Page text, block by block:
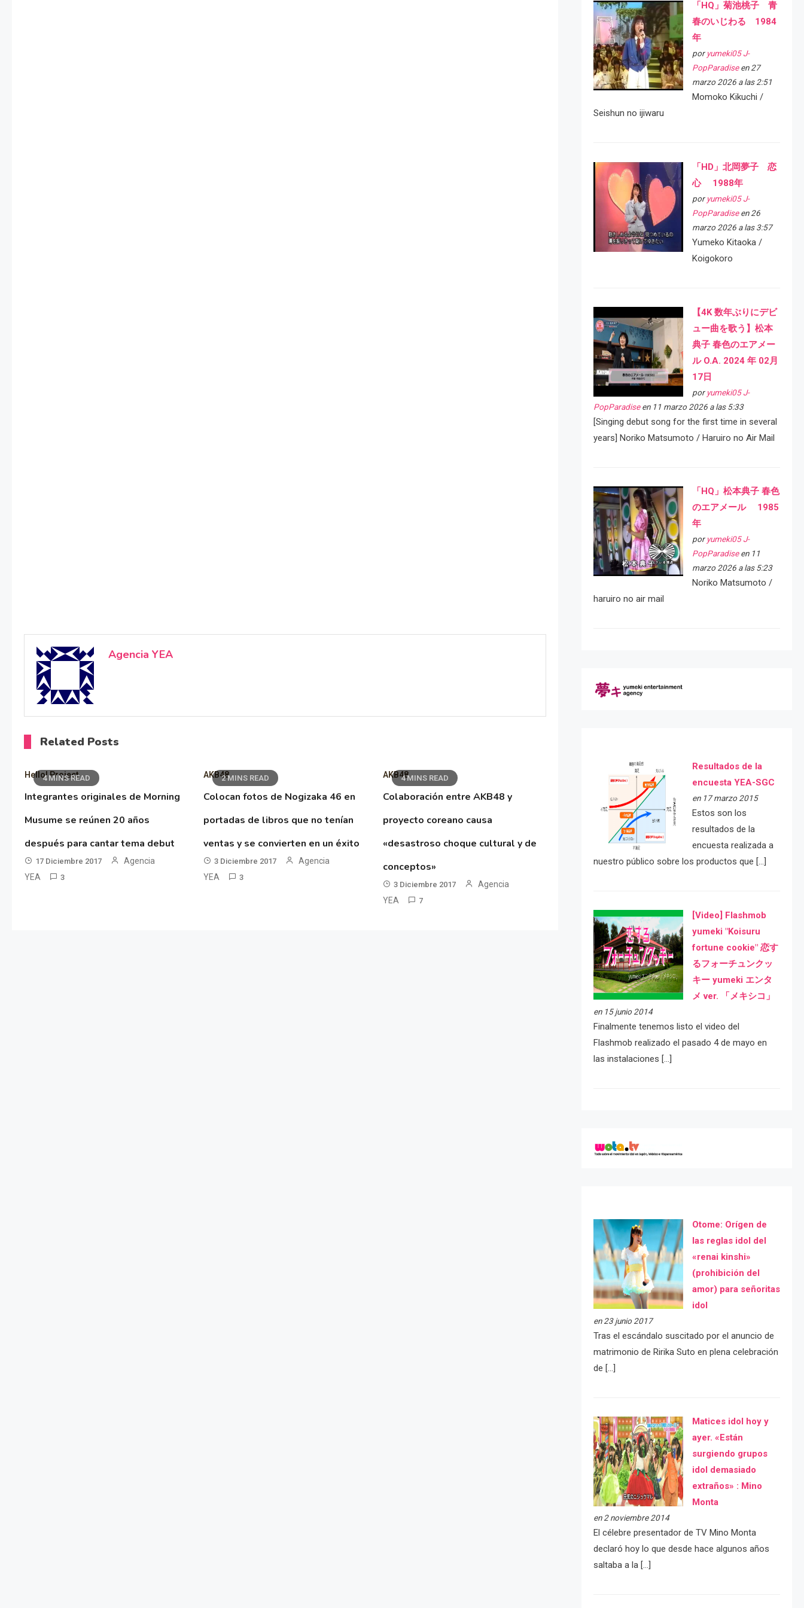
Agencia YEA
Related Posts
4 MINS READ
Hello! Project
Integrantes originales de Morning
Musume se reúnen 20 años
después para cantar tema debut
17 Diciembre 2017
Agencia
YEA
3
2 MINS READ
AKB48
Colocan fotos de Nogizaka 46 en
portadas de libros que no tenían
ventas y se convierten en un éxito
3 Diciembre 2017
Agencia
YEA
3
4 MINS READ
AKB48
Colaboración entre AKB48 y
proyecto coreano causa
«desastroso choque cultural y de
conceptos»
3 Diciembre 2017
Agencia
YEA
7
「HQ」菊池桃子 青
春のいじわる 1984
年
por yumeki05 J-
PopParadiseen 27
marzo 2026 a las 2:51
Momoko Kikuchi /
Seishun no ijiwaru
「HD」北岡夢子 恋
心 1988年
por yumeki05 J-
PopParadiseen 26
marzo 2026 a las 3:57
Yumeko Kitaoka /
Koigokoro
【4K 数年ぶりにデビ
ュー曲を歌う】松本
典子 春色のエアメー
ル O.A. 2024 年 02月
17日
por yumeki05 J-
PopParadiseen 11 marzo 2026 a las 5:33
[Singing debut song for the first time in several
years] Noriko Matsumoto / Haruiro no Air Mail
「HQ」松本典子 春色
のエアメール 1985
年
por yumeki05 J-
PopParadiseen 11
marzo 2026 a las 5:23
Noriko Matsumoto /
haruiro no air mail
Resultados de la
encuesta YEA-SGC
en 17 marzo 2015
Estos son los
resultados de la
encuesta realizada a
nuestro público sobre los productos que […]
[Video] Flashmob
yumeki "Koisuru
fortune cookie" 恋す
るフォーチュンクッ
キー yumeki エンタ
メ ver. 「メキシコ」
en 15 junio 2014
Finalmente tenemos listo el video del
Flashmob realizado el pasado 4 de mayo en
las instalaciones […]
Otome: Orígen de
las reglas idol del
«renai kinshi»
(prohibición del
amor) para señoritas
idol
en 23 junio 2017
Tras el escándalo suscitado por el anuncio de
matrimonio de Ririka Suto en plena celebración
de […]
Matices idol hoy y
ayer. «Están
surgiendo grupos
idol demasiado
extraños» : Mino
Monta
en 2 noviembre 2014
El célebre presentador de TV Mino Monta
declaró hoy lo que desde hace algunos años
saltaba a la […]